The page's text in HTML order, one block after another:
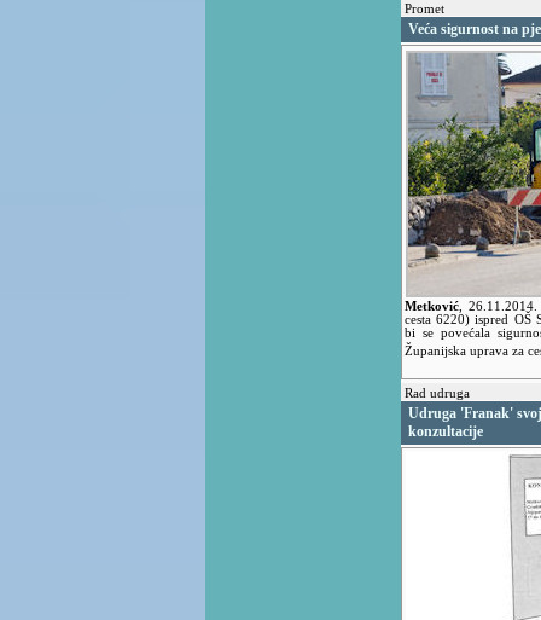
Promet
Veća sigurnost na
Metković ,
cesta 6220) ispred OŠ
bi se povećala
Županijska uprava za
Rad udruga
Udruga 'Franak'
konzultacije